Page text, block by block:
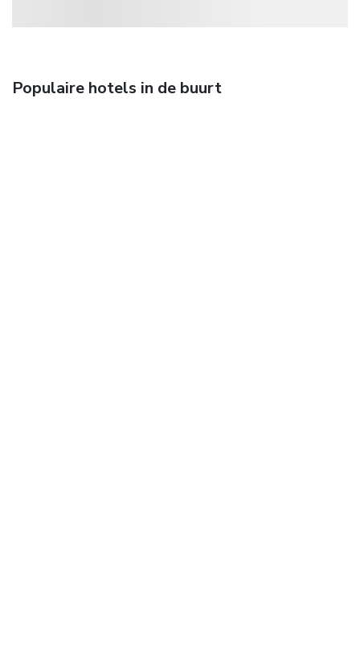
Populaire hotels in de buurt